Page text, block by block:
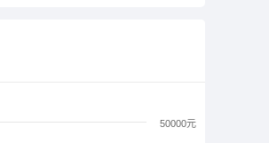
50000元